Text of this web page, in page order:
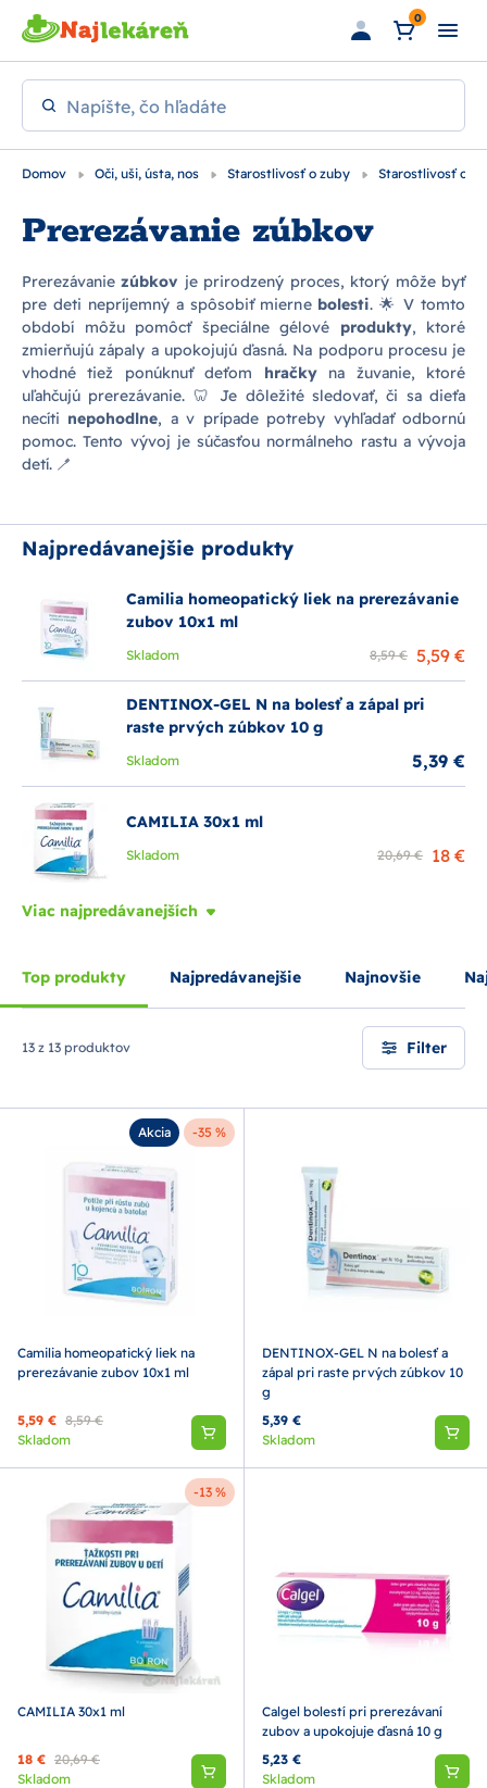
Preskočiť na hlavný obsah 0
Napíšte, čo hľadáte
Domov Oči, uši, ústa, nos Starostlivosť o zuby Starostlivosť o
Prerezávanie zúbkov
Prerezávaniezúbkov je prirodzený proces, ktorý môže byť
pre deti nepríjemný a spôsobiť mierne bolesti. 🌟 V tomto
období môžu pomôcť špeciálne gélové produkty, ktoré
zmierňujú zápaly a upokojujú ďasná. Na podporu procesu je
vhodné tiež ponúknuť deťom hračkyna žuvanie, ktoré
uľahčujú prerezávanie. 🦷 Je dôležité sledovať, či sa dieťa
necíti nepohodlne, a v prípade potreby vyhľadať odbornú
pomoc. Tento vývoj je súčasťou normálneho rastu a vývoja
detí. 🪥
Najpredávanejšie produkty
Camilia homeopatický liek na prerezávanie
zubov 10x1 ml
Skladom 8,59 € 5,59 €
DENTINOX-GEL N na bolesť a zápal pri
raste prvých zúbkov 10 g
Skladom 5,39 €
CAMILIA 30x1 ml
Skladom 20,69 € 18 €
Viac najpredávanejších
Top produkty Najpredávanejšie Najnovšie
13 z 13 produktov Filter
Akcia -35 %
Camilia homeopatický liek na
prerezávanie zubov 10x1 ml
5,59 € 8,59 €
Skladom
DENTINOX-GEL N na bolesť a
zápal pri raste prvých zúbkov 10
g
5,39 €
Skladom
-13 %
CAMILIA 30x1 ml
18 € 20,69 €
Skladom
Calgel bolestí pri prerezávaní
zubov a upokojuje ďasná 10 g
5,23 €
Skladom